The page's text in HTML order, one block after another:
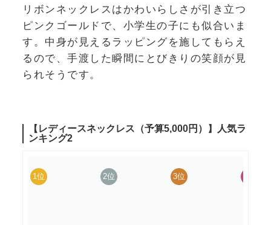
リボンネックレスはかわいらしさが引き立つ
ピンクゴールドで、小学生の子にも似合いま
す。中身が見えるラッピングを施してもらえ
るので、手渡した瞬間にとびきりの笑顔が見
られそうです。